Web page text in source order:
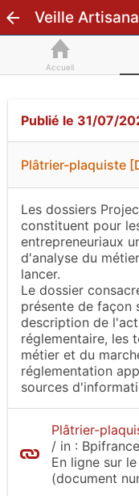
Veille
Accueil
Publié le 31/07/
Plâtrier-plaquiste
Les dossiers
constituent pour
entrepreneuriaux
d'analyse du
lancer.
Le dossier
présente de façon
description de
réglementaire, les
métier et du
réglementation
sources
Plâtrier-
/ in :
En ligne sur
(document